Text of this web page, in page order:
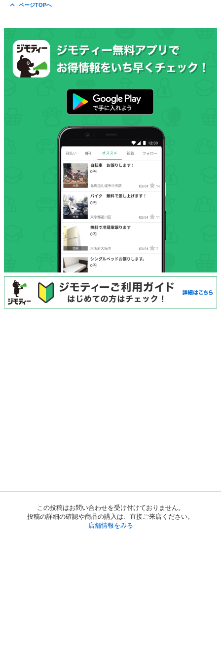
この投稿はお問い合わせを受け付けておりません。
投稿の詳細の確認や商品の購入は、直接ご来店ください。
店舗情報をみる
ページTOPへ